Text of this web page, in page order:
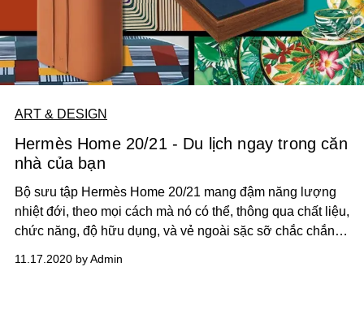
ART & DESIGN
Hermès Home 20/21 - Du lịch ngay trong căn
nhà của bạn
Bộ sưu tập Hermès Home 20/21 mang đậm năng lượng
nhiệt đới, theo mọi cách mà nó có thể, thông qua chất liệu,
chức năng, độ hữu dụng, và vẻ ngoài sặc sỡ chắc chắn
11.17.2020 by Admin